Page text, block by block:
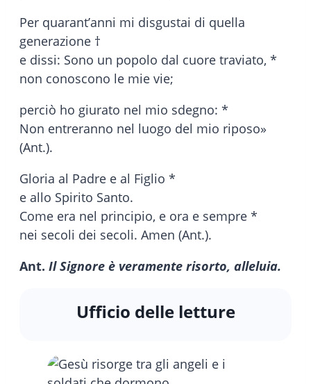
Per quarant’anni mi disgustai di quella
generazione †
e dissi: Sono un popolo dal cuore traviato, *
non conoscono le mie vie;
perciò ho giurato nel mio sdegno: *
Non entreranno nel luogo del mio riposo»
(Ant.).
Gloria al Padre e al Figlio *
e allo Spirito Santo.
Come era nel principio, e ora e sempre *
nei secoli dei secoli. Amen (Ant.).
Ant. Il Signore è veramente risorto, alleluia.
Ufficio delle letture